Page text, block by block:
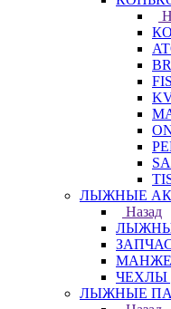
ЛЫЖНЫЕ
Назад
ЧЕХЛЫ
ЛЫЖНЫЕ